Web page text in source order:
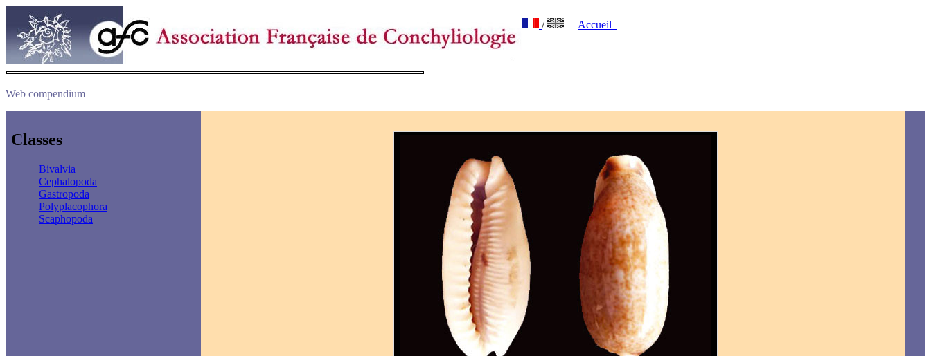
/ Accueil
Web compendium
Classes
Bivalvia
Cephalopoda
Gastropoda
Polyplacophora
Scaphopoda